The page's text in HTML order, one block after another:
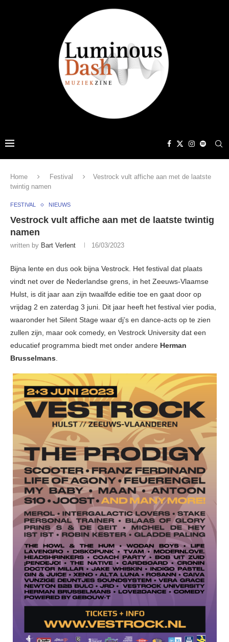
Home Festival
Vestrock vult affiche aan met de laatste
twintig namen
FESTIVAL NIEUWS
Vestrock vult affiche aan met de laatste twintig
namen
written by Bart Verlent 16/03/2023
Bijna lente en dus ook bijna Vestrock. Het festival dat plaats
vindt net over de Nederlandse grens, in het Zeeuws-Vlaamse
Hulst, is dit jaar aan zijn twaalfde editie toe en gaat door op
vrijdag 2 en zaterdag 3 juni. Dit jaar heeft het festival vier podia,
waaronder het Silent Stage waar dj’s en dance-acts op te zien
zullen zijn, maar ook comedy, en Vestrock University dat een
educatief programma biedt met onder andere Herman
Brusselmans.